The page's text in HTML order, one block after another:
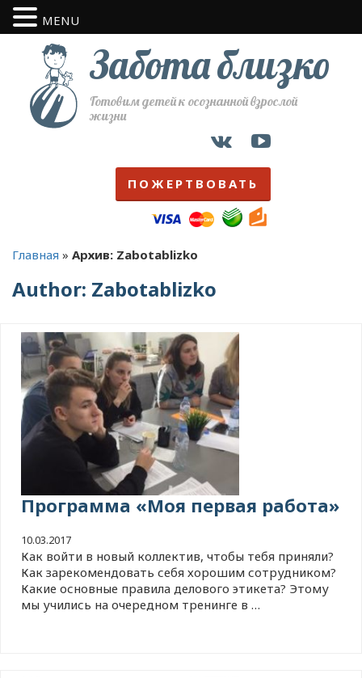
Забота близко
Готовим детей к осознанной взрослой
жизни
ПОЖЕРТВОВАТЬ
Главная » Архив: Zabotablizko
Author: Zabotablizko
Программа «Моя первая работа»
10.03.2017
Как войти в новый коллектив, чтобы тебя приняли?
Как зарекомендовать себя хорошим сотрудником?
Какие основные правила делового этикета? Этому
мы учились на очередном тренинге в …
MENU